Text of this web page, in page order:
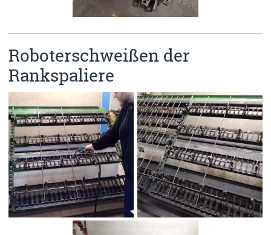
Roboterschweißen der
Rankspaliere